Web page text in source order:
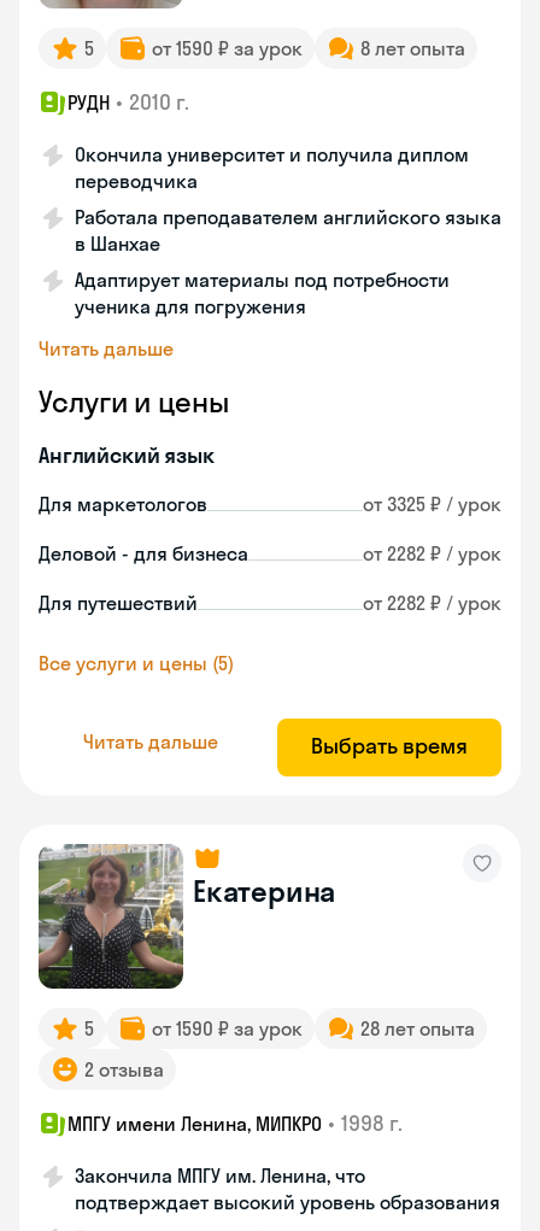
5 от 1590 ₽ за урок 8 лет опыта
РУДН • 2010 г.
Окончила университет и получила диплом
переводчика
Работала преподавателем английского языка
в Шанхае
Адаптирует материалы под потребности
ученика для погружения
Читать дальше
Услуги и цены
Английский язык
Для маркетологов от 3325 ₽ / урок
Деловой - для бизнеса от 2282 ₽ / урок
Для путешествий от 2282 ₽ / урок
Все услуги и цены (5)
Читать дальше Выбрать время
Екатерина
5 от 1590 ₽ за урок
28 лет опыта
2 отзыва
МПГУ имени Ленина, МИПКРО • 1998 г.
Закончила МПГУ им. Ленина, что
подтверждает высокий уровень образования